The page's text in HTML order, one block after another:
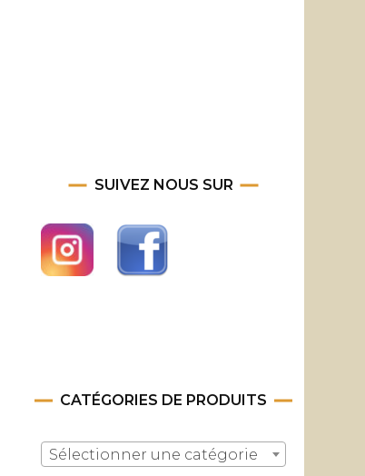
SUIVEZ NOUS SUR
CATÉGORIES DE PRODUITS
Sélectionner une catégorie